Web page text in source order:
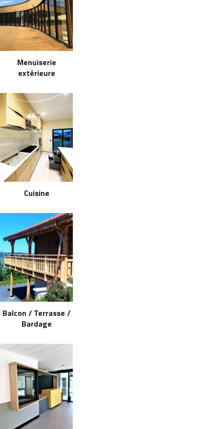
Menuiserie
extérieure
Cuisine
Balcon / Terrasse /
Bardage